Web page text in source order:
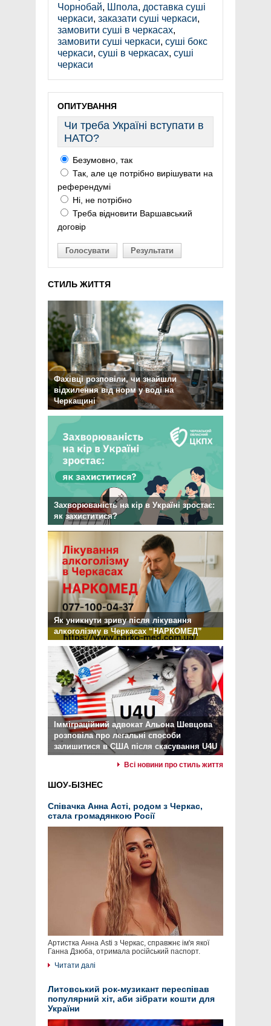
Чорнобай, Шпола, доставка суші
черкаси, заказати суші черкаси,
замовити суші в черкасах,
замовити суші черкаси, суші бокс
черкаси, суші в черкасах, суші
черкаси
ОПИТУВАННЯ
Чи треба Україні вступати в
НАТО?
Безумовно, так
Так, але це потрібно вирішувати на
референдумі
Ні, не потрібно
Треба відновити Варшавський
договір
Голосувати Результати
СТИЛЬ ЖИТТЯ
Фахівці розповіли, чи знайшли
відхилення від норм у воді на
Черкащині
Захворюваність на кір в Україні зростає:
як захиститися?
Як уникнути зриву після лікування
алкоголізму в Черкасах “НАРКОМЕД”
Імміграційний адвокат Альона Шевцова
розповіла про легальні способи
залишитися в США після скасування U4U
Всі новини про стиль життя
ШОУ-БІЗНЕС
Співачка Анна Асті, родом з Черкас,
стала громадянкою Росії
Артистка Анна Asti з Черкас, справжнє ім'я якої
Ганна Дзюба, отримала російський паспорт.
Читати далі
Литовський рок-музикант переспівав
популярний хіт, аби зібрати кошти для
України